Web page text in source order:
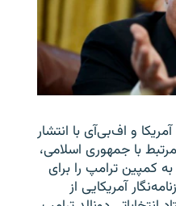
و اف‌بی‌آی با انتشار
با جمهوری اسلامی،
کمپین ترامپ را برای
آمریکایی از